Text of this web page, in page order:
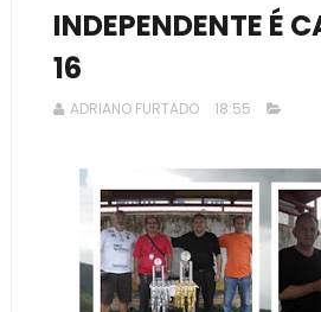
INDEPENDENTE É
16
ADRIANO FURTADO 18:55